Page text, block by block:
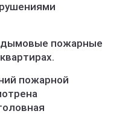
дымовые пожарные
пожарной